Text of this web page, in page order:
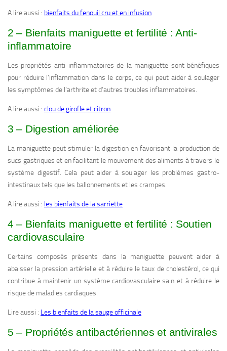
A lire aussi : bienfaits du fenouil cru et en infusion
2 – Bienfaits maniguette et fertilité : Anti-
inflammatoire
Les propriétés anti-inflammatoires de la maniguette sont bénéfiques
pour réduire l’inflammation dans le corps, ce qui peut aider à soulager
les symptômes de l’arthrite et d’autres troubles inflammatoires.
A lire aussi : clou de girofle et citron
3 – Digestion améliorée
La maniguette peut stimuler la digestion en favorisant la production de
sucs gastriques et en facilitant le mouvement des aliments à travers le
système digestif. Cela peut aider à soulager les problèmes gastro-
intestinaux tels que les ballonnements et les crampes.
A lire aussi : les bienfaits de la sarriette
4 – Bienfaits maniguette et fertilité : Soutien
cardiovasculaire
Certains composés présents dans la maniguette peuvent aider à
abaisser la pression artérielle et à réduire le taux de cholestérol, ce qui
contribue à maintenir un système cardiovasculaire sain et à réduire le
risque de maladies cardiaques.
Lire aussi : Les bienfaits de la sauge officinale
5 – Propriétés antibactériennes et antivirales